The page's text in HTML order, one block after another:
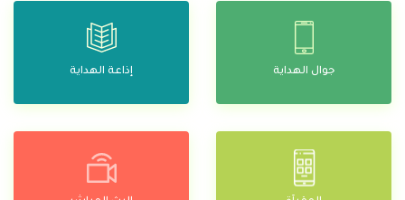
جوال الهداية إذاعة الهداية